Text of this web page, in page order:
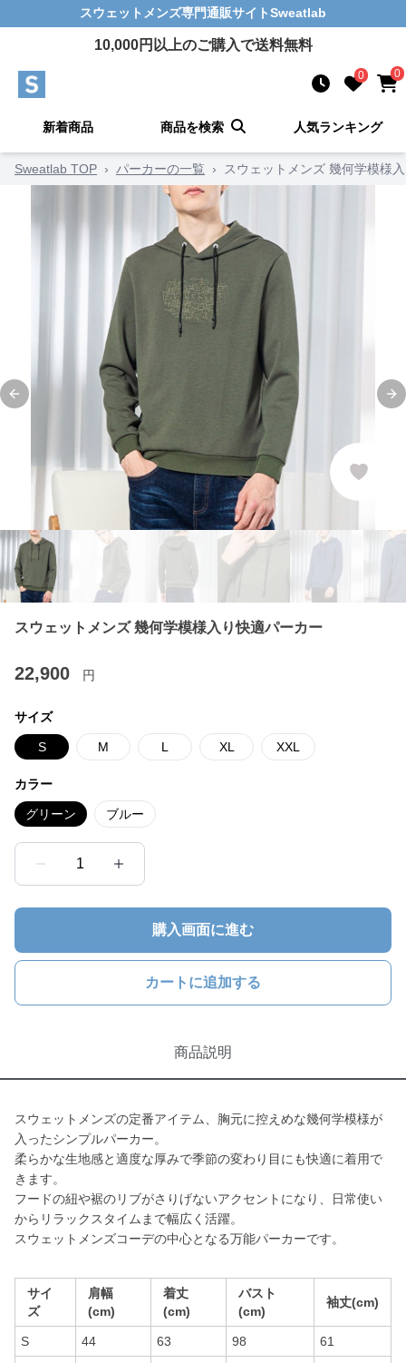
スウェットメンズ専門通販サイトSweatlab
10,000円以上のご購入で送料無料
0 0
新着商品 商品を検索 人気ランキング
Sweatlab TOP › パーカーの一覧 › スウェットメンズ 幾何学模様
Previous slide
スウェットメンズ 幾何学模様入り快適パーカー
22,900 円
サイズ
S M L XL XXL
カラー
グリーン ブルー
1
購入画面に進む
カートに追加する
商品説明
スウェットメンズの定番アイテム、胸元に控えめな幾何学模様が
入ったシンプルパーカー。
柔らかな生地感と適度な厚みで季節の変わり目にも快適に着用で
きます。
フードの紐や裾のリブがさりげないアクセントになり、日常使い
からリラックスタイムまで幅広く活躍。
スウェットメンズコーデの中心となる万能パーカーです。
サイ
ズ
肩幅
(cm)
着丈
(cm)
バスト
(cm)
袖丈(cm)
S 44 63 98 61